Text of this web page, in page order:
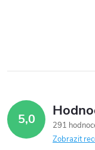
v
k5,0
291
Zobrazit